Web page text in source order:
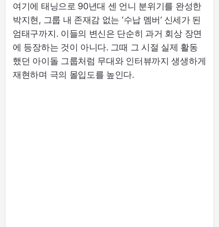
여기에 태닝으로 90년대 센 언니 분위기를 완성한
박지현, 그룹 내 존재감 없는 ‘수납 멤버’ 신세가 된
엄태구까지. 이들의 변신은 단순히 과거 회상 장면
에 등장하는 것이 아니다. 그때 그 시절 실제 활동
했던 아이돌 그룹처럼 무대와 인터뷰까지 생생하게
재현하며 극의 몰입도를 높인다.